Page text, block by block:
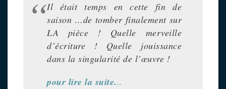
Il était temps en cette fin de
saison …de tomber finalement sur
LA pièce ! Quelle merveille
d’écriture ! Quelle jouissance
dans la singularité de l’œuvre !
pour lire la suite...